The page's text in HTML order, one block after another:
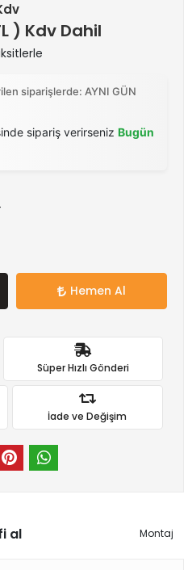
) Kdv Dahil
siparişlerde: AYNI GÜN
sipariş verirseniz Bugün
Hemen Al
Süper Hızlı Gönderi
İade ve Değişim
al Montaj